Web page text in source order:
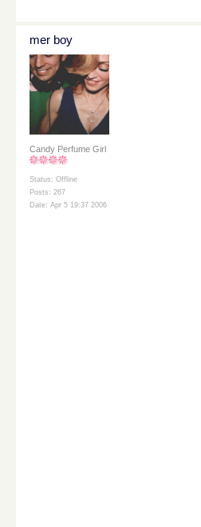
mer boy
Candy Perfume Girl
Status: Offline
Posts: 267
Date: Apr 5 19:37 2006